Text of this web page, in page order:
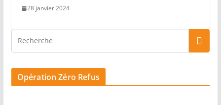
28 janvier 2024
Opération Zéro Refus